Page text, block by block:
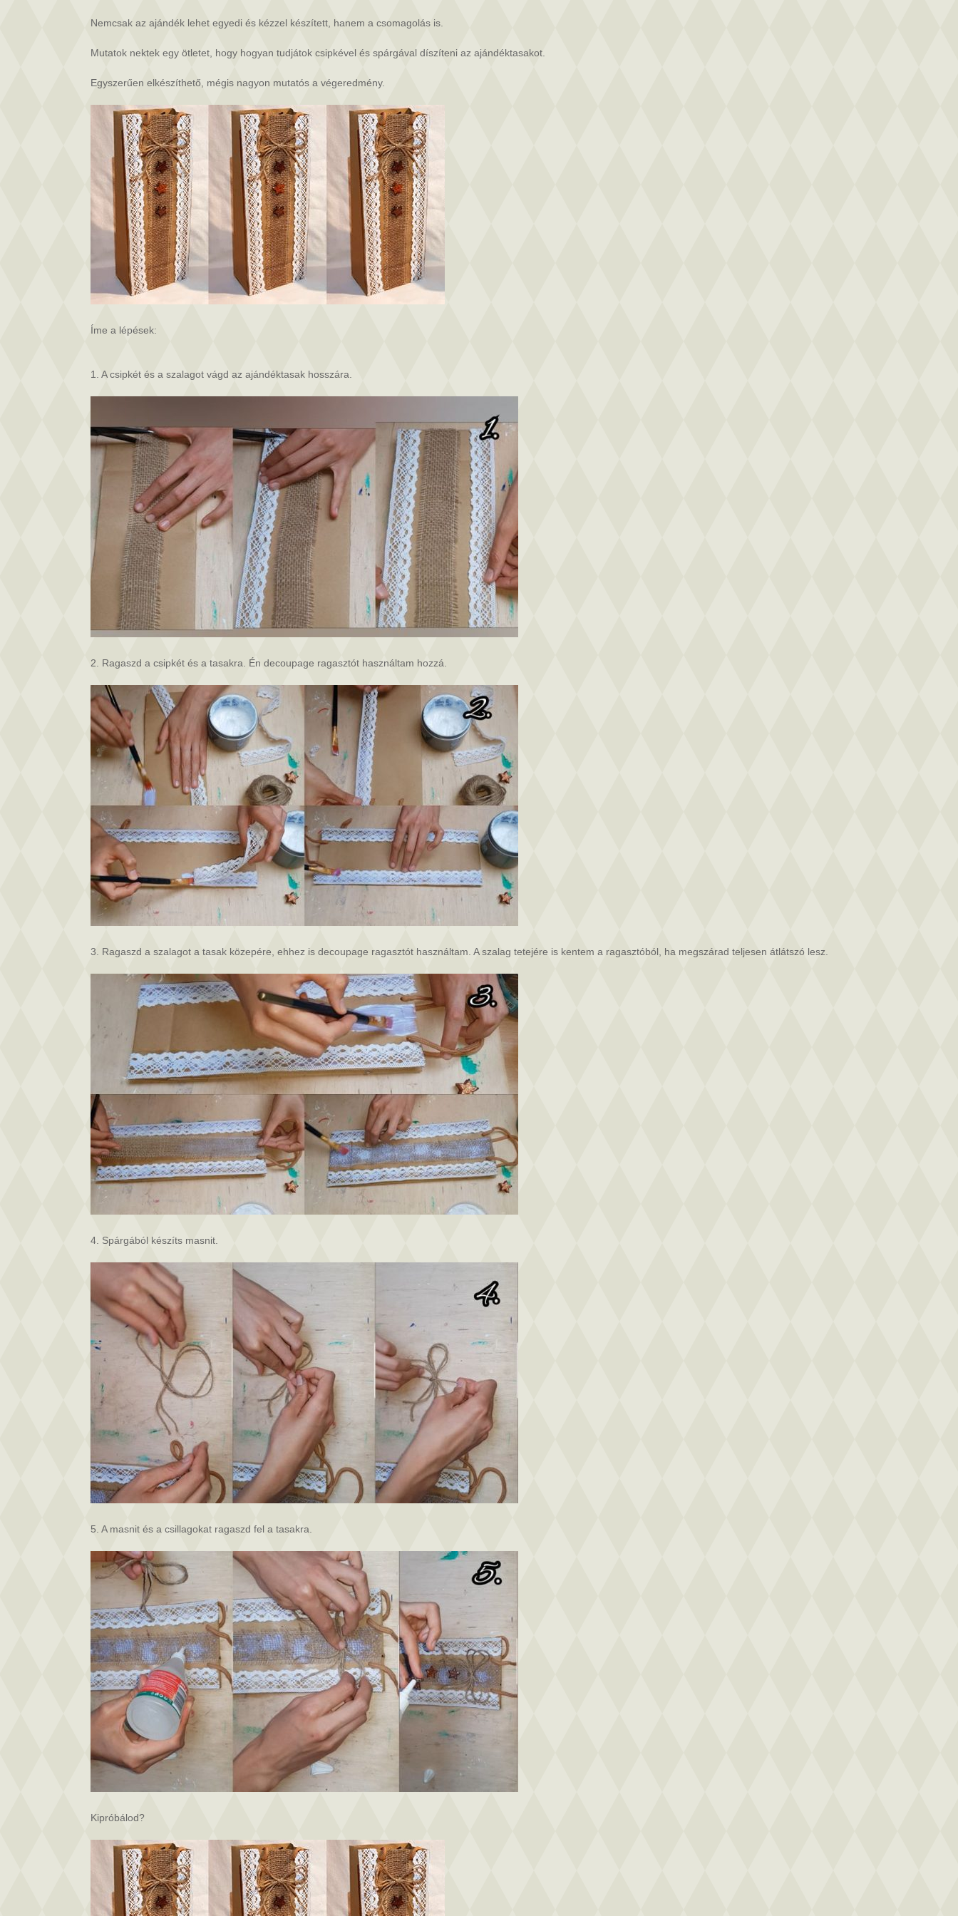
bejegyzéshez
Nemcsak az ajándék lehet egyedi és kézzel készített, hanem a csomagolás is.
Mutatok nektek egy ötletet, hogy hogyan tudjátok csipkével és spárgával díszíteni az ajándéktasakot.
Egyszerűen elkészíthető, mégis nagyon mutatós a végeredmény.
Íme a lépések:
1. A csipkét és a szalagot vágd az ajándéktasak hosszára.
2. Ragaszd a csipkét és a tasakra. Én decoupage ragasztót használtam hozzá.
3. Ragaszd a szalagot a tasak közepére, ehhez is decoupage ragasztót használtam. A szalag tetejére is kentem a ragasztóból, ha megszárad teljesen átlátszó lesz.
4. Spárgából készíts masnit.
5. A masnit és a csillagokat ragaszd fel a tasakra.
Kipróbálod?